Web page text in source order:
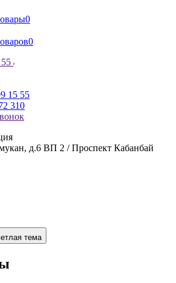
0
0
15 55
310
д.6 ВП 2 / Проспект Кабанбай
тема